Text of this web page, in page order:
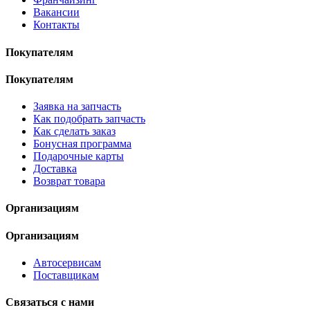
Вакансии
Контакты
Покупателям
Покупателям
Заявка на запчасть
Как подобрать запчасть
Как сделать заказ
Бонусная программа
Подарочные карты
Доставка
Возврат товара
Организациям
Организациям
Автосервисам
Поставщикам
Связаться с нами